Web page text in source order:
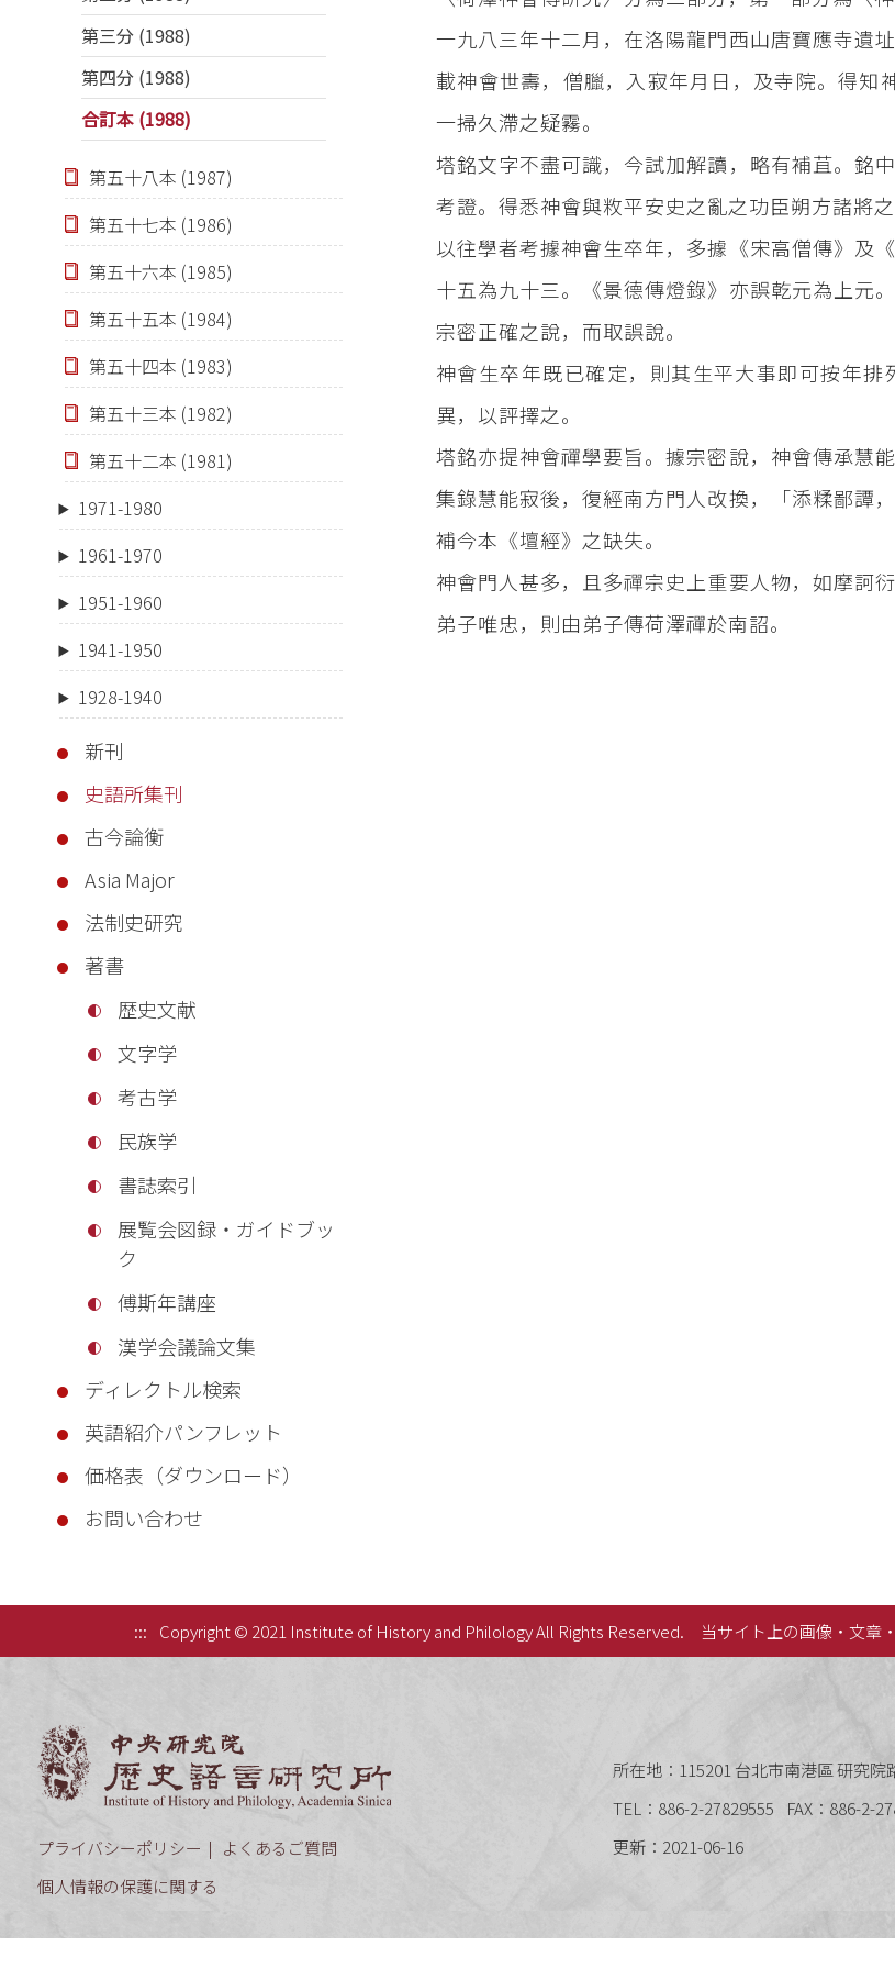
第三分 (1988)
第四分 (1988)
合訂本 (1988)
第五十八本 (1987)
第五十七本 (1986)
第五十六本 (1985)
第五十五本 (1984)
第五十四本 (1983)
第五十三本 (1982)
第五十二本 (1981)
1971-1980
1961-1970
1951-1960
1941-1950
1928-1940
新刊
史語所集刊
古今論衡
Asia Major
法制史研究
著書
歴史文献
文字学
考古学
民族学
書誌索引
展覧会図録・ガイドブッ
ク
傅斯年講座
漢学会議論文集
ディレクトル検索
英語紹介パンフレット
価格表（ダウンロード）
お問い合わせ
一九八三年十二月，在洛陽龍門西山唐寶應寺遺
載神會世壽，僧臘，入寂年月日，及寺院。得知
一掃久滯之疑霧。
塔銘文字不盡可識，今試加解讀，略有補苴。銘
考證。得悉神會與敉平安史之亂之功臣朔方諸將之
以往學者考據神會生卒年，多據《宋高僧傳》及
十五為九十三。《景德傳燈錄》亦誤乾元為上元
宗密正確之說，而取誤說。
神會生卒年既已確定，則其生平大事即可按年
異，以評擇之。
塔銘亦提神會禪學要旨。據宗密說，神會傳承慧
集錄慧能寂後，復經南方門人改換，「添糅鄙譚
補今本《壇經》之缺失。
神會門人甚多，且多禪宗史上重要人物，如摩訶
弟子唯忠，則由弟子傳荷澤禪於南詔。
::: Copyright © 2021 Institute of History and Philology All Rights Reserved. 当サイト上の画像・文章
プライバシーポリシー
よくあるご質問
個人情報の保護に関する
所在地：115201 台北市南港區 研究院
TEL：886-2-27829555
FAX：886-2-
更新：2021-06-16